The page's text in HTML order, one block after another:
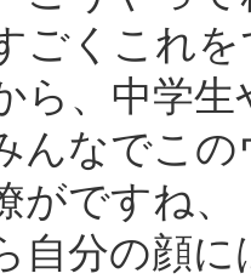
ごくこれ
ら、中学
んなでこ
がですね
自分の顔